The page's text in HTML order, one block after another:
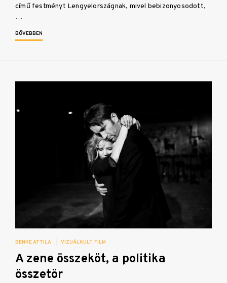
című festményt Lengyelországnak, mivel bebizonyosodott,
…
BŐVEBBEN
BENKE ATTILA VIZUÁLKULT FILM
A zene összeköt, a politika
összetör